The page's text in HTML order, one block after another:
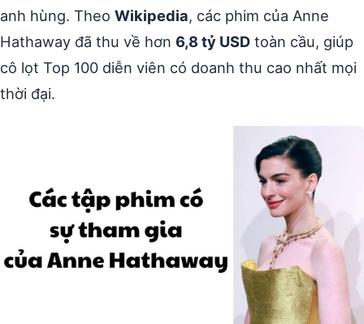
anh hùng. Theo Wikipedia, các phim của Anne
Hathaway đã thu về hơn 6,8 tỷ USD toàn cầu, giúp
cô lọt Top 100 diễn viên có doanh thu cao nhất mọi
thời đại.